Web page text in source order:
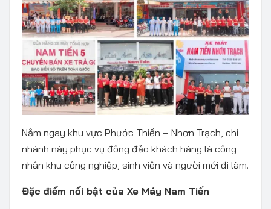
Nằm ngay khu vực Phước Thiền – Nhơn Trạch, chi
nhánh này phục vụ đông đảo khách hàng là công
nhân khu công nghiệp, sinh viên và người mới đi làm.
Đặc điểm nổi bật của Xe Máy Nam Tiến